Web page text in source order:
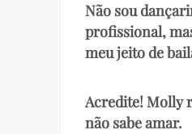
Não sou
profissional,
meu jeito de
Acredite! Molly
não sabe amar.